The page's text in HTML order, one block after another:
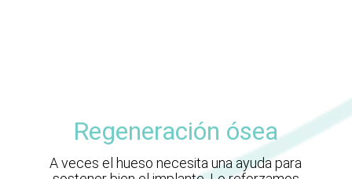
Regeneración ósea
A veces el hueso necesita una ayuda para